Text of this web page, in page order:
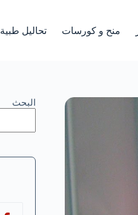
منح و كورسات تحاليل طبية
البحث